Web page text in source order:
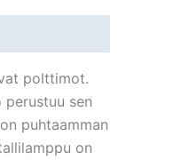
polttimot.
sen
puhtaamman
on